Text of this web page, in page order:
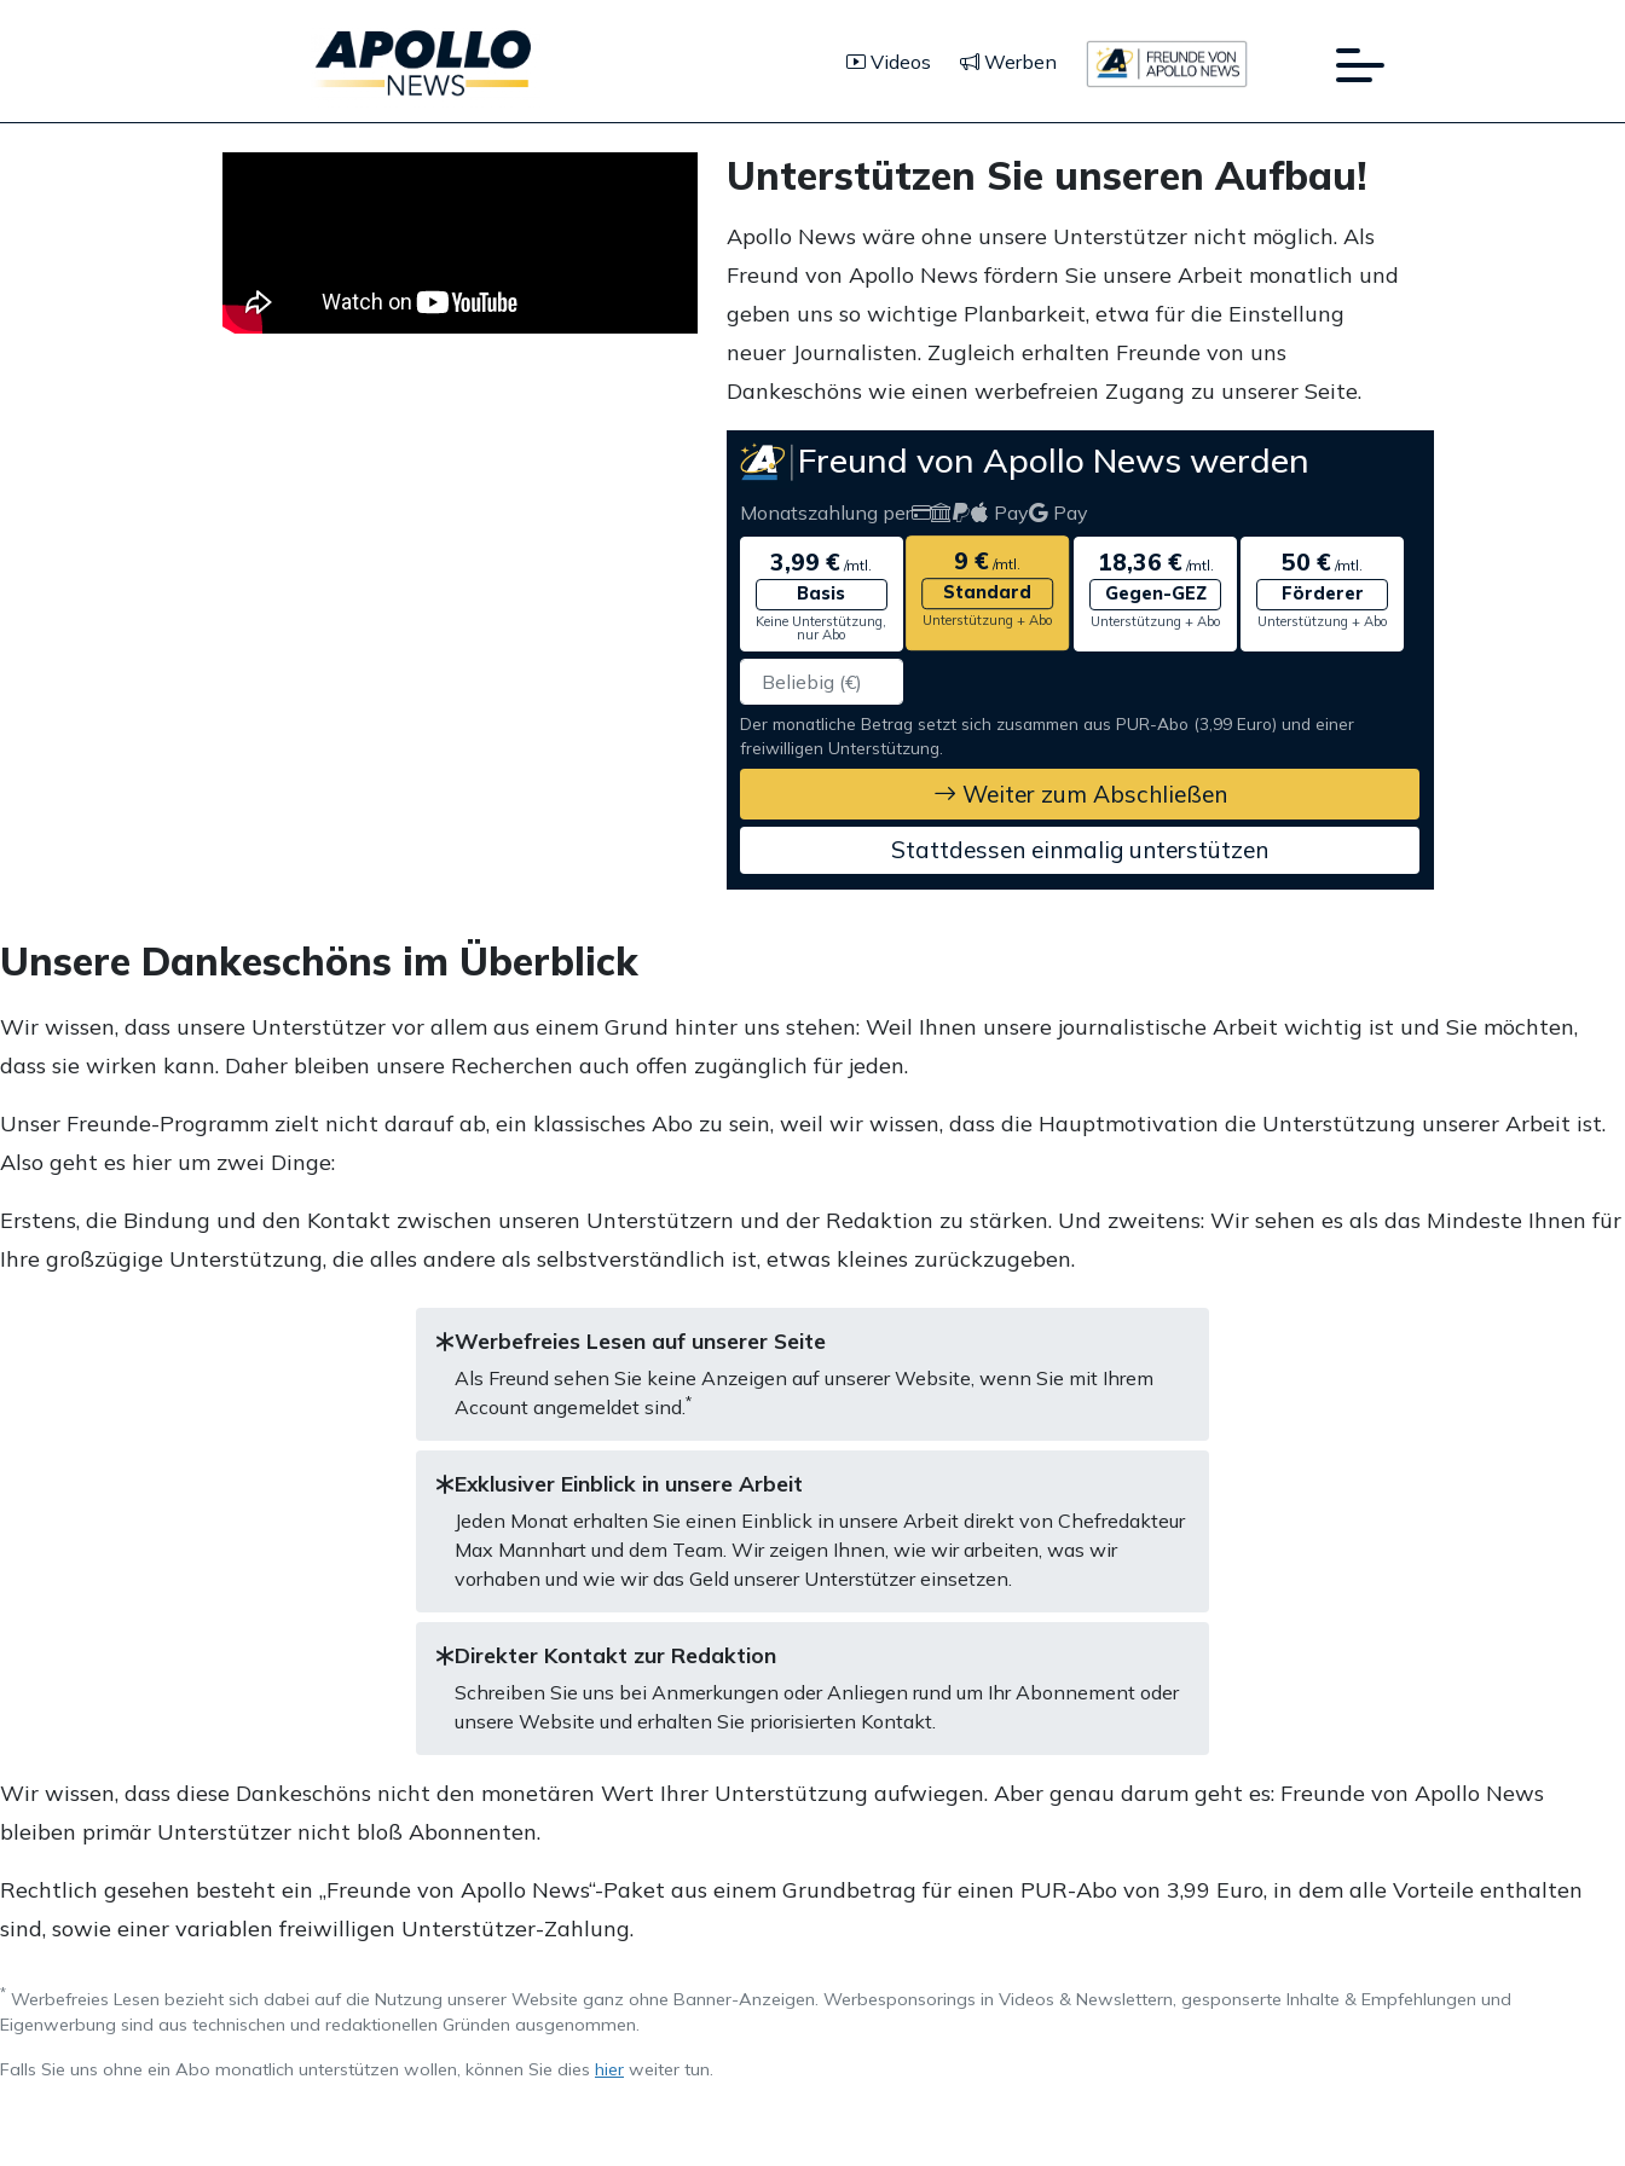
Videos Werben
Unterstützen Sie unseren Aufbau!
Apollo News wäre ohne unsere Unterstützer nicht möglich. Als
Freund von Apollo News fördern Sie unsere Arbeit monatlich und
geben uns so wichtige Planbarkeit, etwa für die Einstellung
neuer Journalisten. Zugleich erhalten Freunde von uns
Dankeschöns wie einen werbefreien Zugang zu unserer Seite.
Freund von Apollo News werden
Monatszahlung per Pay Pay
3,99 € /mtl.
Basis
Keine Unterstützung,
nur Abo
9 € /mtl.
Standard
Unterstützung + Abo
18,36 €/mtl.
Gegen-GEZ
Unterstützung + Abo
50 € /mtl.
Förderer
Unterstützung + Abo
Der monatliche Betrag setzt sich zusammen aus PUR-Abo (3,99 Euro) und einer
freiwilligen Unterstützung.
Weiter zum Abschließen
Stattdessen einmalig unterstützen
Unsere Dankeschöns im Überblick
Wir wissen, dass unsere Unterstützer vor allem aus einem Grund hinter uns stehen: Weil Ihnen unsere journalistische Arbeit wichtig ist und Sie möchten,
dass sie wirken kann. Daher bleiben unsere Recherchen auch offen zugänglich für jeden.
Unser Freunde-Programm zielt nicht darauf ab, ein klassisches Abo zu sein, weil wir wissen, dass die Hauptmotivation die Unterstützung unserer Arbeit ist.
Also geht es hier um zwei Dinge:
Erstens, die Bindung und den Kontakt zwischen unseren Unterstützern und der Redaktion zu stärken. Und zweitens: Wir sehen es als das Mindeste Ihnen für
Ihre großzügige Unterstützung, die alles andere als selbstverständlich ist, etwas kleines zurückzugeben.
Werbefreies Lesen auf unserer Seite
Als Freund sehen Sie keine Anzeigen auf unserer Website, wenn Sie mit Ihrem
Account angemeldet sind. *
Exklusiver Einblick in unsere Arbeit
Jeden Monat erhalten Sie einen Einblick in unsere Arbeit direkt von Chefredakteur
Max Mannhart und dem Team. Wir zeigen Ihnen, wie wir arbeiten, was wir
vorhaben und wie wir das Geld unserer Unterstützer einsetzen.
Direkter Kontakt zur Redaktion
Schreiben Sie uns bei Anmerkungen oder Anliegen rund um Ihr Abonnement oder
unsere Website und erhalten Sie priorisierten Kontakt.
Wir wissen, dass diese Dankeschöns nicht den monetären Wert Ihrer Unterstützung aufwiegen. Aber genau darum geht es: Freunde von Apollo News
bleiben primär Unterstützer nicht bloß Abonnenten.
Rechtlich gesehen besteht ein „Freunde von Apollo News“-Paket aus einem Grundbetrag für einen PUR-Abo von 3,99 Euro, in dem alle Vorteile enthalten
sind, sowie einer variablen freiwilligen Unterstützer-Zahlung.
* Werbefreies Lesen bezieht sich dabei auf die Nutzung unserer Website ganz ohne Banner-Anzeigen. Werbesponsorings in Videos & Newslettern, gesponserte Inhalte & Empfehlungen und
Eigenwerbung sind aus technischen und redaktionellen Gründen ausgenommen.
Falls Sie uns ohne ein Abo monatlich unterstützen wollen, können Sie dies hier weiter tun.